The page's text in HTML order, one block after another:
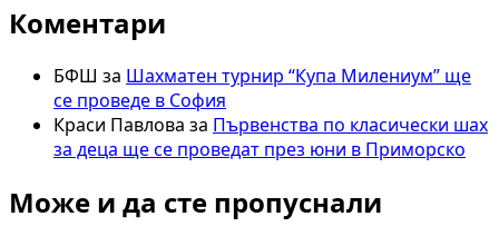
Коментари
БФШ за Шахматен турнир “Купа Милениум” ще
се проведе в София
Краси Павлова за Първенства по класически шах
за деца ще се проведат през юни в Приморско
Може и да сте пропуснали